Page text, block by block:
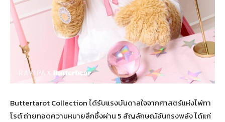
Buttertarot Collection ได้รับแรงบันดาลใจจากศาสตร์แห่งไพ่ทา
โรต์ ถ่ายทอดความหมายลึกซึ้งผ่าน 5 สัญลักษณ์อันทรงพลัง ได้แก่